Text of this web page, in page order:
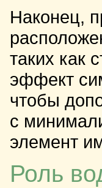
Наконец,
таких как
эффект
чтобы
с
элемент
Роль